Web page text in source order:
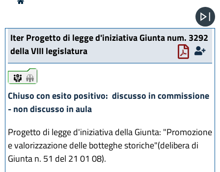
Iter Progetto di legge d'iniziativa Giunta num. 3292
della VIII legislatura
Chiuso con esito positivo: discusso in commissione
- non discusso in aula
Progetto di legge d'iniziativa della Giunta: "Promozione
e valorizzazione delle botteghe storiche"(delibera di
Giunta n. 51 del 21 01 08).